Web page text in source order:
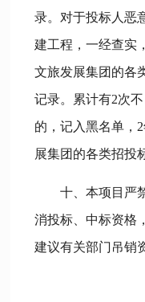
录。对于投标人恶
建工程，一经查实
文旅发展集团的各
记录。累计有2次
的，记入黑名单，
展集团的各类招投
十、本项目严
消投标、中标资格
建议有关部门吊销